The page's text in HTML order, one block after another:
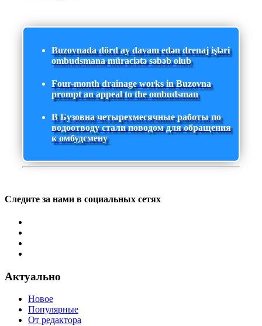
Buzovnada dörd ay davam edən drenaj işləri
ombudsmana müraciətə səbəb olub
Four-month drainage works in Buzovna
prompt an appeal to the ombudsman
В Бузовна четырехмесячные работы по
водоотводу стали поводом для обращения
к омбудсмену
Следите за нами в социальных сетях
Актуально
Новое
Популярные
От редактора